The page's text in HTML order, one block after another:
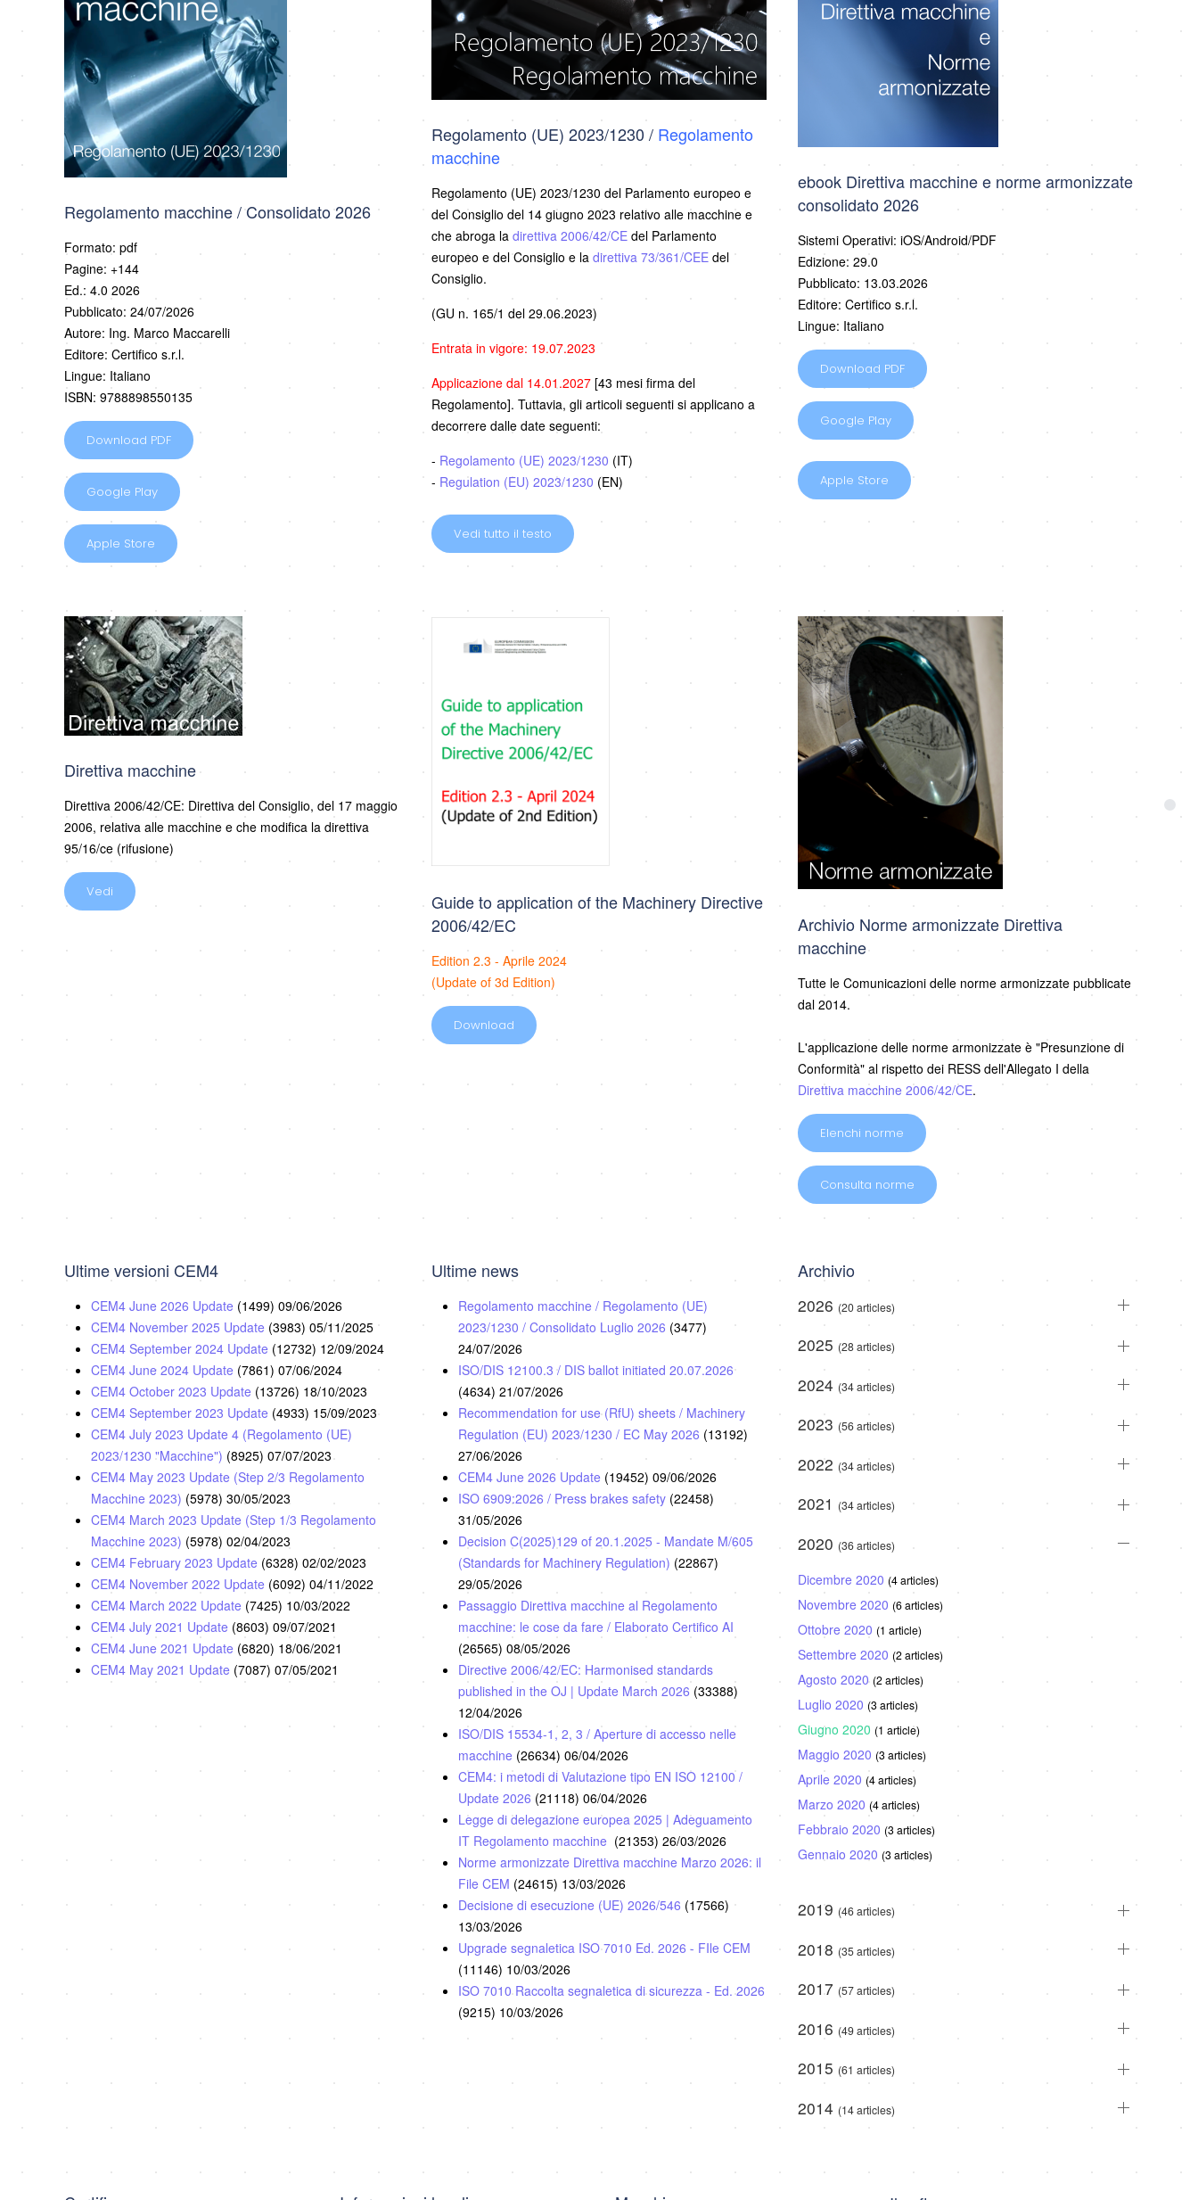
Regolamento macchine / Consolidato 2026
Formato: pdf
Pagine: +144
Ed.: 4.0 2026
Pubblicato: 24/07/2026
Autore: Ing. Marco Maccarelli
Editore: Certifico s.r.l.
Lingue: Italiano
ISBN: 9788898550135
Download PDF
Google Play
Apple Store
Regolamento (UE) 2023/1230 / Regolamento
macchine
Regolamento (UE) 2023/1230 del Parlamento europeo e
del Consiglio del 14 giugno 2023 relativo alle macchine e
che abroga la direttiva 2006/42/CEdel Parlamento
europeo e del Consiglio e la direttiva 73/361/CEEdel
Consiglio.
(GU n. 165/1 del 29.06.2023)
Entrata in vigore: 19.07.2023
Applicazione dal 14.01.2027 [43 mesi firma del
Regolamento]. Tuttavia, gli articoli seguenti si applicano a
decorrere dalle date seguenti:
- Regolamento (UE) 2023/1230 (IT)
- Regulation (EU) 2023/1230 (EN)
Vedi tutto il testo
ebook Direttiva macchine e norme armonizzate
consolidato 2026
Sistemi Operativi: iOS/Android/PDF
Edizione: 29.0
Pubblicato: 13.03.2026
Editore: Certifico s.r.l.
Lingue: Italiano
Download PDF
Google Play
Apple Store
Direttiva macchine
Direttiva 2006/42/CE: Direttiva del Consiglio, del 17 maggio
2006, relativa alle macchine e che modifica la direttiva
95/16/ce (rifusione)
Vedi
Guide to application of the Machinery Directive
2006/42/EC
Edition 2.3 - Aprile 2024
(Update of 3d Edition)
Download
Archivio Norme armonizzate Direttiva
macchine
Tutte le Comunicazioni delle norme armonizzate pubblicate
dal 2014.
L'applicazione delle norme armonizzate è "Presunzione di
Conformità" al rispetto dei RESS dell'Allegato I della
Direttiva macchine 2006/42/CE.
Elenchi norme
Consulta norme
Ultime versioni CEM4
CEM4 June 2026 Update (1499) 09/06/2026
CEM4 November 2025 Update (3983) 05/11/2025
CEM4 September 2024 Update (12732) 12/09/2024
CEM4 June 2024 Update (7861) 07/06/2024
CEM4 October 2023 Update (13726) 18/10/2023
CEM4 September 2023 Update (4933) 15/09/2023
CEM4 July 2023 Update 4 (Regolamento (UE)
2023/1230 "Macchine") (8925) 07/07/2023
CEM4 May 2023 Update (Step 2/3 Regolamento
Macchine 2023) (5978) 30/05/2023
CEM4 March 2023 Update (Step 1/3 Regolamento
Macchine 2023) (5978) 02/04/2023
CEM4 February 2023 Update (6328) 02/02/2023
CEM4 November 2022 Update (6092) 04/11/2022
CEM4 March 2022 Update (7425) 10/03/2022
CEM4 July 2021 Update (8603) 09/07/2021
CEM4 June 2021 Update (6820) 18/06/2021
CEM4 May 2021 Update (7087) 07/05/2021
Ultime news
Regolamento macchine / Regolamento (UE)
2023/1230 / Consolidato Luglio 2026 (3477)
24/07/2026
ISO/DIS 12100.3 / DIS ballot initiated 20.07.2026
(4634) 21/07/2026
Recommendation for use (RfU) sheets / Machinery
Regulation (EU) 2023/1230 / EC May 2026 (13192)
27/06/2026
CEM4 June 2026 Update (19452) 09/06/2026
ISO 6909:2026 / Press brakes safety (22458)
31/05/2026
Decision C(2025)129 of 20.1.2025 - Mandate M/605
(Standards for Machinery Regulation) (22867)
29/05/2026
Passaggio Direttiva macchine al Regolamento
macchine: le cose da fare / Elaborato Certifico AI
(26565) 08/05/2026
Directive 2006/42/EC: Harmonised standards
published in the OJ | Update March 2026 (33388)
12/04/2026
ISO/DIS 15534-1, 2, 3 / Aperture di accesso nelle
macchine (26634) 06/04/2026
CEM4: i metodi di Valutazione tipo EN ISO 12100 /
Update 2026 (21118) 06/04/2026
Legge di delegazione europea 2025 | Adeguamento
IT Regolamento macchine (21353) 26/03/2026
Norme armonizzate Direttiva macchine Marzo 2026: il
File CEM (24615) 13/03/2026
Decisione di esecuzione (UE) 2026/546 (17566)
13/03/2026
Upgrade segnaletica ISO 7010 Ed. 2026 - FIle CEM
(11146) 10/03/2026
ISO 7010 Raccolta segnaletica di sicurezza - Ed. 2026
(9215) 10/03/2026
Archivio
2026 (20 articles)
2025 (28 articles)
2024 (34 articles)
2023 (56 articles)
2022 (34 articles)
2021 (34 articles)
2020 (36 articles)
Dicembre 2020 (4 articles)
Novembre 2020 (6 articles)
Ottobre 2020 (1 article)
Settembre 2020 (2 articles)
Agosto 2020 (2 articles)
Luglio 2020 (3 articles)
Giugno 2020 (1 article)
Maggio 2020 (3 articles)
Aprile 2020 (4 articles)
Marzo 2020 (4 articles)
Febbraio 2020 (3 articles)
Gennaio 2020 (3 articles)
2019 (46 articles)
2018 (35 articles)
2017 (57 articles)
2016 (49 articles)
2015 (61 articles)
2014 (14 articles)